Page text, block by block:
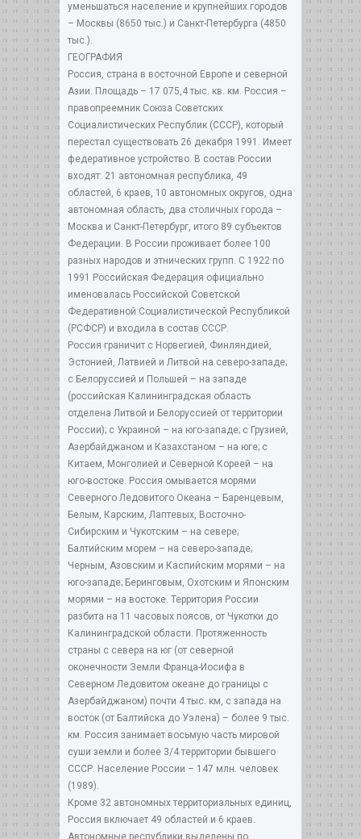
уменьшаться население и крупнейших городов
– Москвы (8650 тыс.) и Санкт-Петербурга (4850
тыс.).
ГЕОГРАФИЯ
Россия, страна в восточной Европе и северной
Азии. Площадь – 17 075,4 тыс. кв. км. Россия –
правопреемник Союза Советских
Социалистических Республик (СССР), который
перестал существовать 26 декабря 1991. Имеет
федеративное устройство. В состав России
входят: 21 автономная республика, 49
областей, 6 краев, 10 автономных округов, одна
автономная область, два столичных города –
Москва и Санкт-Петербург, итого 89 субъектов
Федерации. В России проживает более 100
разных народов и этнических групп. С 1922 по
1991 Российская Федерация официально
именовалась Российской Советской
Федеративной Социалистической Республикой
(РСФСР) и входила в состав СССР.
Россия граничит с Норвегией, Финляндией,
Эстонией, Латвией и Литвой на северо-западе;
с Белоруссией и Польшей – на западе
(российская Калининградская область
отделена Литвой и Белоруссией от территории
России); с Украиной – на юго-западе; с Грузией,
Азербайджаном и Казахстаном – на юге; с
Китаем, Монголией и Северной Кореей – на
юго-востоке. Россия омывается морями
Северного Ледовитого Океана – Баренцевым,
Белым, Карским, Лаптевых, Восточно-
Сибирским и Чукотским – на севере;
Балтийским морем – на северо-западе;
Черным, Азовским и Каспийским морями – на
юго-западе; Беринговым, Охотским и Японским
морями – на востоке. Территория России
разбита на 11 часовых поясов, от Чукотки до
Калининградской области. Протяженность
страны с севера на юг (от северной
оконечности Земли Франца-Иосифа в
Северном Ледовитом океане до границы с
Азербайджаном) почти 4 тыс. км, с запада на
восток (от Балтийска до Уэлена) – более 9 тыс.
км. Россия занимает восьмую часть мировой
суши земли и более 3/4 территории бывшего
СССР. Население России – 147 млн. человек
(1989).
Кроме 32 автономных территориальных единиц,
Россия включает 49 областей и 6 краев.
Автономные республики выделены по